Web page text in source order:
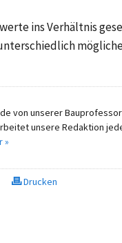
ins Verhältnis
von unserer
unsere Redaktion
»
Drucken